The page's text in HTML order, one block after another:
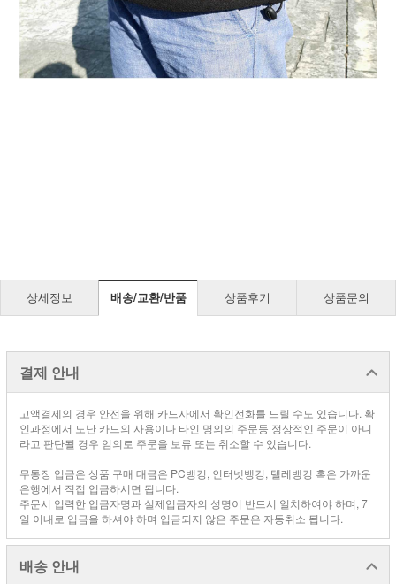
상세정보 배송/교환/반품 상품후기 상품문의
결제 안내
고액결제의 경우 안전을 위해 카드사에서 확인전화를 드릴 수도 있습니다. 확
인과정에서 도난 카드의 사용이나 타인 명의의 주문등 정상적인 주문이 아니
라고 판단될 경우 임의로 주문을 보류 또는 취소할 수 있습니다.
무통장 입금은 상품 구매 대금은 PC뱅킹, 인터넷뱅킹, 텔레뱅킹 혹은 가까운
은행에서 직접 입금하시면 됩니다.
주문시 입력한 입금자명과 실제입금자의 성명이 반드시 일치하여야 하며, 7
일 이내로 입금을 하셔야 하며 입금되지 않은 주문은 자동취소 됩니다.
배송 안내